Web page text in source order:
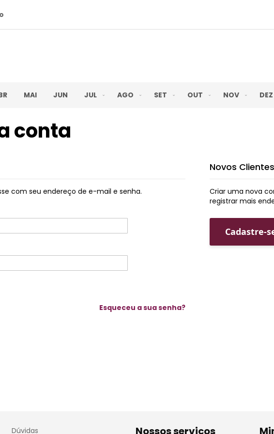
MAI JUN JUL AGO SET OUT NOV DEZ
conta
com seu endereço de e-mail e senha.
Esqueceu a sua senha?
Novos Clientes
Criar uma nova
registrar mais
Cadastre-
Dúvidas Nossos serviços